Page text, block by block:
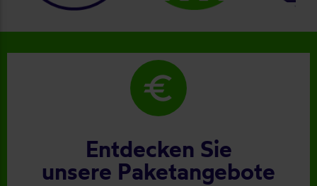
euro
Entdecken Sie
unsere Paketangebote